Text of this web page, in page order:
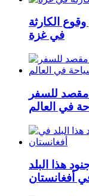
الكارثة
في غزة
مقصد للسفر
في العالم
هذا البلد
أفغانستان